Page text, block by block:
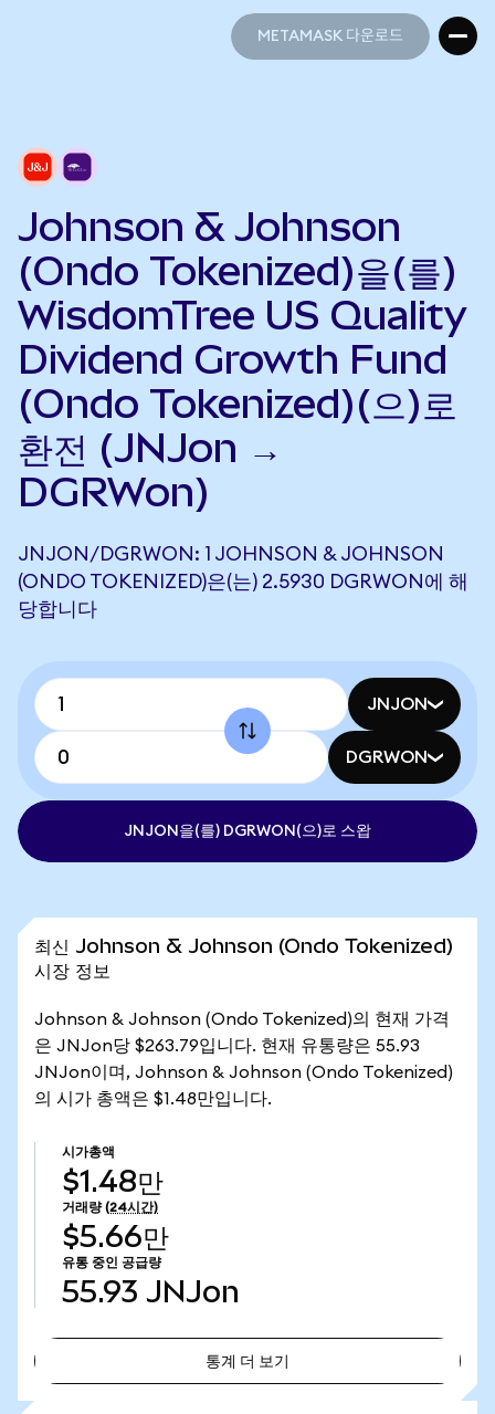
METAMASK 다운로드
Johnson & Johnson
(Ondo Tokenized)을(를)
WisdomTree US Quality
Dividend Growth Fund
(Ondo Tokenized)(으)로
환전 (JNJon →
DGRWon)
JNJON/DGRWON: 1 JOHNSON & JOHNSON
(ONDO TOKENIZED)은(는) 2.5930 DGRWON에 해
당합니다
JNJON
DGRWON
JNJON을(를) DGRWON(으)로 스왑
최신 Johnson & Johnson (Ondo Tokenized)
시장 정보
Johnson & Johnson (Ondo Tokenized)의 현재 가격
은 JNJon당 $263.79입니다. 현재 유통량은 55.93
JNJon이며, Johnson & Johnson (Ondo Tokenized)
의 시가 총액은 $1.48만입니다.
시가총액
$1.48만
거래량 (24시간)
$5.66만
유통 중인 공급량
55.93 JNJon
통계 더 보기